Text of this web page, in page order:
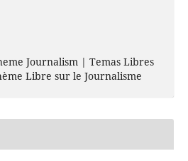
Journalism | Temas Libres
Libre sur le Journalisme